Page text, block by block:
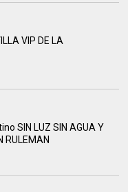
VIP DE LA
SIN LUZ SIN AGUA Y
RULEMAN